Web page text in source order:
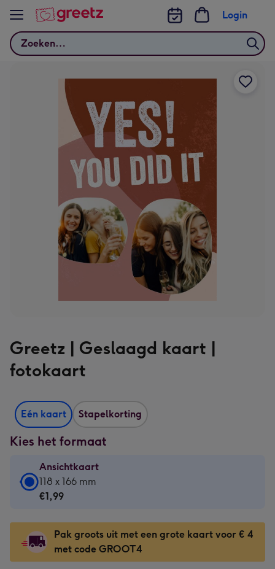
Bekijk meer
Zoeken
Login
Greetz | Geslaagd kaart |
fotokaart
Eén kaart Stapelkorting
Kies het formaat
Ansichtkaart
Ansichtkaart
-
-
118
x
118 x 166 mm
€1,99
Pak groots uit met een grote kaart voor € 4
met code GROOT4